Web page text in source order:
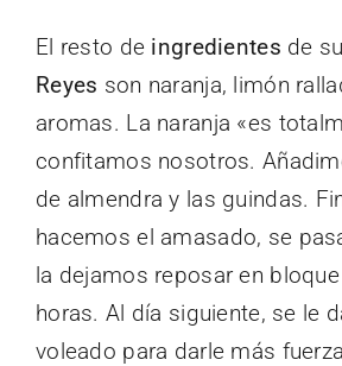
El resto de ingredientes de su
Reyes son naranja, limón
aromas. La naranja «es
confitamos nosotros.
de almendra y las guindas.
hacemos el amasado, se
la dejamos reposar en
horas. Al día siguiente, se le
voleado para darle más